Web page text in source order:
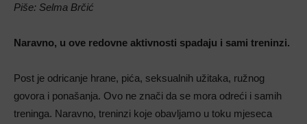
Piše: Selma Brčić
Naravno, u ove redovne aktivnosti spadaju i sami treninzi.
Post je odricanje hrane, pića, seksualnih užitaka, ružnog
govora i ponašanja. Ovo ne znači da se mora odreći i samih
treninga. Naravno, treninzi koje obavljamo u toku mjeseca